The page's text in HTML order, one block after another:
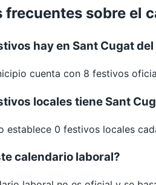
frecuentes sobre el
hay en Sant Cugat
cuenta con 8 festivos
locales tiene Sant
establece 0 festivos locales
calendario laboral?